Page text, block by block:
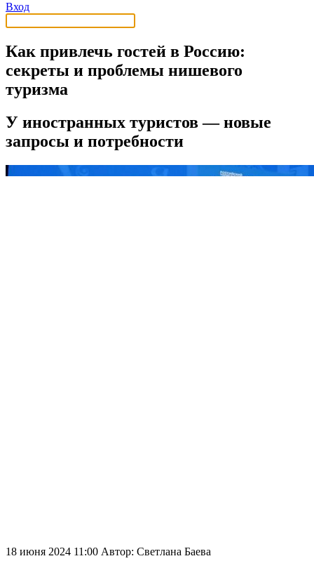
Вход
Как привлечь гостей в Россию:
секреты и проблемы нишевого
туризма
У иностранных туристов — новые
запросы и потребности
18 июня 2024 11:00 Автор: Светлана Баева